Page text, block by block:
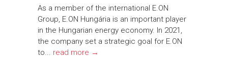
As a member of the international E.ON
Group, E.ON Hungária is an important player
in the Hungarian energy economy. In 2021,
the company set a strategic goal for E.ON
to... read more →